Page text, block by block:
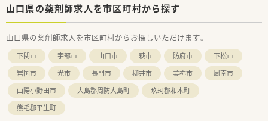
＜法人特徴＞
スルー可能店舗）している会社です。
■会社として機械にできることは機械に任せており、調剤業務の
機械化を進めています。薬剤師が調剤業務にかかる時間を減ら
すことで、機械にはできない、患者様とのコミュニケ―ションや
在宅業務など地域の医療を支える一員として活躍できるにして
おります。※水剤分注機、錠剤散剤自動分包機、全自動錠剤分包
機、全自動散剤分包機、軟膏自動調剤機
■産前産後休業・育児休業は女性6名（取得率100％）、男性4名育
山口県の薬剤師求人を市区町村から探す
山口県の薬剤師求人を市区町村からお探しいただけます。
下関市 宇部市 山口市 萩市 防府市
下松市
岩国市
光市 長門市 柳井市 美祢市
周南市
山陽小野田市
大島郡周防大島町
玖珂郡和木町
熊毛郡平生町